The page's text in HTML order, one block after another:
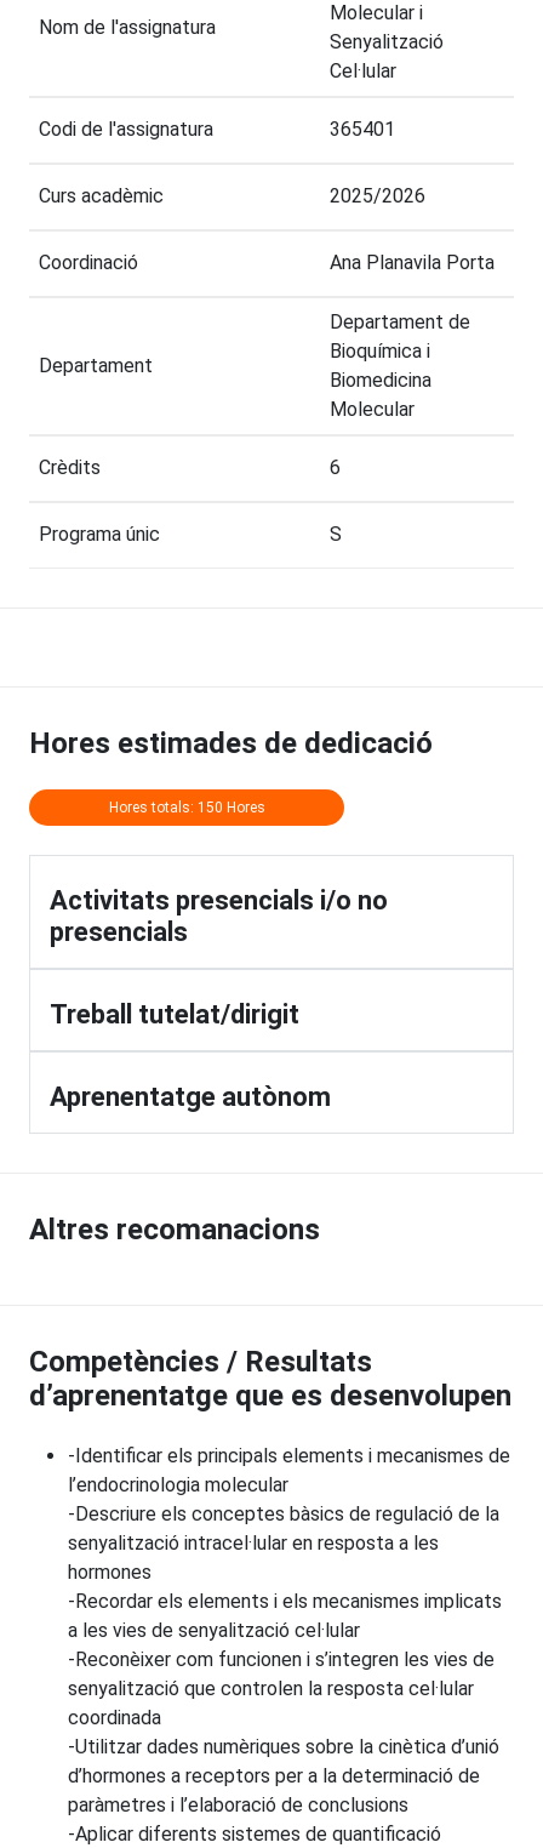
Nom de l'assignatura
Molecular i
Senyalització
Cel·lular
Codi de l'assignatura 365401
Curs acadèmic 2025/2026
Coordinació Ana Planavila Porta
Departament
Departament de
Bioquímica i
Biomedicina
Molecular
Crèdits 6
Programa únic S
Hores estimades de dedicació
Hores totals: 150 Hores
Activitats presencials i/o no
presencials
Treball tutelat/dirigit
Aprenentatge autònom
Altres recomanacions
Competències / Resultats
d’aprenentatge que es desenvolupen
-Identificar els principals elements i mecanismes de
l’endocrinologia molecular
-Descriure els conceptes bàsics de regulació de la
senyalització intracel·lular en resposta a les
hormones
-Recordar els elements i els mecanismes implicats
a les vies de senyalització cel·lular
-Reconèixer com funcionen i s’integren les vies de
senyalització que controlen la resposta cel·lular
coordinada
-Utilitzar dades numèriques sobre la cinètica d’unió
d’hormones a receptors per a la determinació de
paràmetres i l’elaboració de conclusions
-Aplicar diferents sistemes de quantificació